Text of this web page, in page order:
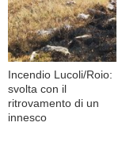
Incendio Lucoli/Roio:
svolta con il
ritrovamento di un
innesco